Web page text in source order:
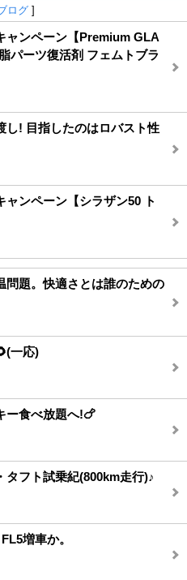
ログ ]
ャンペーン【Premium GLA
パーツ復活剤 フェムトブラ
し! 目指したのはロバスト性
ャンペーン【シラザン50 ト
問題。快適さとは誰のための
一応)
ー食べ放題へ!🍗
タフト試乗紀(800km走行)♪
増車か。